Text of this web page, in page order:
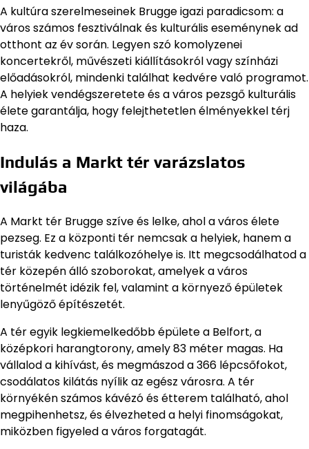
A kultúra szerelmeseinek Brugge igazi paradicsom: a
város számos fesztiválnak és kulturális eseménynek ad
otthont az év során. Legyen szó komolyzenei
koncertekről, művészeti kiállításokról vagy színházi
előadásokról, mindenki találhat kedvére való programot.
A helyiek vendégszeretete és a város pezsgő kulturális
élete garantálja, hogy felejthetetlen élményekkel térj
haza.
Indulás a Markt tér varázslatos
világába
A Markt tér Brugge szíve és lelke, ahol a város élete
pezseg. Ez a központi tér nemcsak a helyiek, hanem a
turisták kedvenc találkozóhelye is. Itt megcsodálhatod a
tér közepén álló szoborokat, amelyek a város
történelmét idézik fel, valamint a környező épületek
lenyűgöző építészetét.
A tér egyik legkiemelkedőbb épülete a Belfort, a
középkori harangtorony, amely 83 méter magas. Ha
vállalod a kihívást, és megmászod a 366 lépcsőfokot,
csodálatos kilátás nyílik az egész városra. A tér
környékén számos kávézó és étterem található, ahol
megpihenhetsz, és élvezheted a helyi finomságokat,
miközben figyeled a város forgatagát.